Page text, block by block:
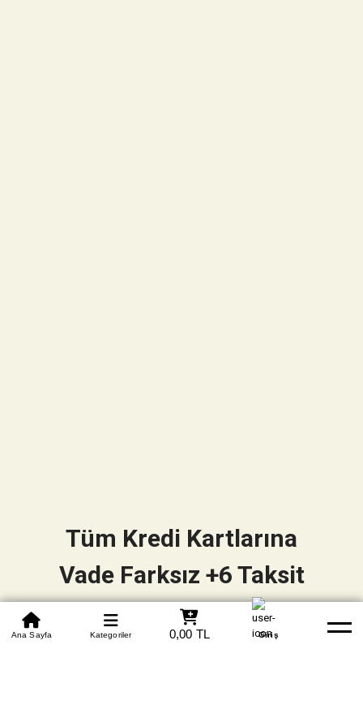
0850 305 09 70
Beden Tablosu Banka Hesapları Whatsapp Yardım
Ana Sayfa Kategoriler 0,00 TL Giriş
Tüm Kredi Kartlarına
Vade Farksız +6 Taksit